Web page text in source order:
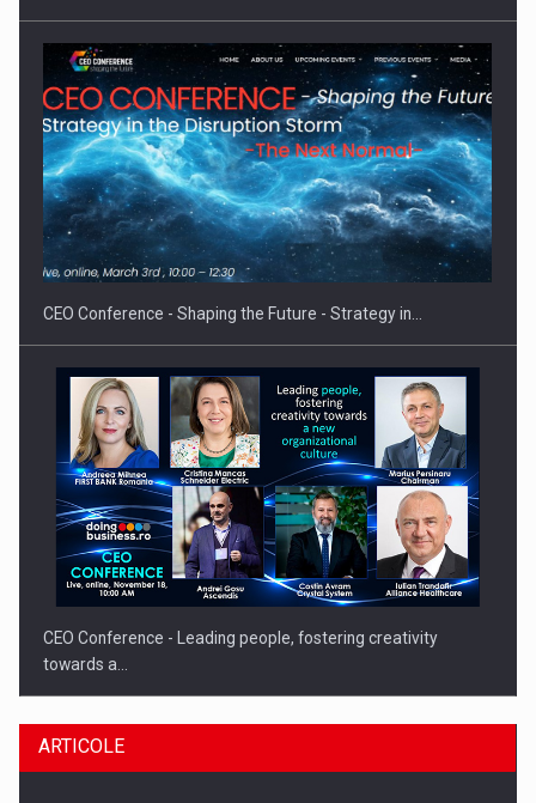
Hard Enduro Piatra Craiului 2026, fueled by benzinariile RO…
CEO Conference - Shaping the Future - Strategy in…
CEO Conference - Leading people, fostering creativity
towards a…
ARTICOLE